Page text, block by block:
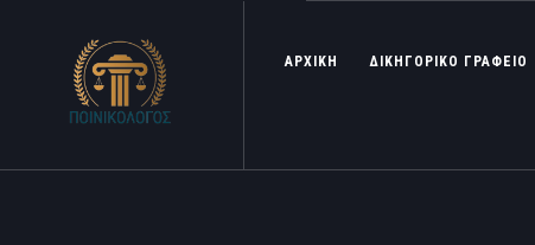
ΑΡΧΙΚΗ ΔΙΚΗΓΟΡΙΚΟ ΓΡΑΦΕΙΟ